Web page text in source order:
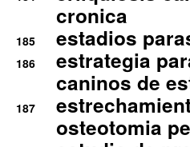
cronica
185 estadios
186
estrategia
caninos de
187
osteotomia